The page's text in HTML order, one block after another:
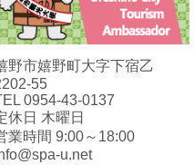
野市嬉野町大字下宿乙
55
0954-43-0137
休日 木曜日
業時間 9:00～18:00
u.net